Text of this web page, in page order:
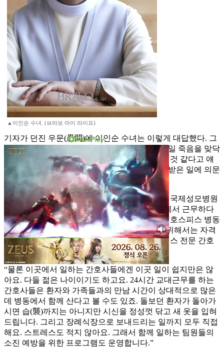
▲이인순 수녀. (브라보 마이 라이프)
기자가 던진 우문(愚問)에 이인순 수녀는 이렇게 대답했다. 그
래도 소인의 입장에선 가늠하기조차 어렵다. 매일 죽음을 맞닥
뜨리는 일이라니. 일이 어렵거나 도망치고 싶을 것 같다고 얘
기했더니 이인순 수녀는 되레 의아해한다. 소임받은 일에 의문
이 있을 수 없다는 것이다.
이인순 수녀가 이 호스피스 병동에 부임한 것은 국제성모병원
이 개원한 2년 전. 가톨릭대학교 인천성모병원에서 근무하다
수녀회로부터 소임 이동 명을 받고 이곳 병원의 호스피스 병동
에서 일을 시작했다고 한다. 물론 이 일을 하기 위해서는 자격
이 필요한데, 이 수녀는 간호사이면서도, 호스피스 전문 간호
사 대학원 과정을 이수했다.
“물론 이곳에서 일하는 간호사들에겐 이곳 일이 쉽지만은 않
아요. 다들 젊은 나이이기도 하고요. 24시간 교대근무를 하는
간호사들은 환자와 가족들과의 만남 시간이 상대적으로 많은
데 병동에서 함께 산다고 볼 수도 있죠. 돌보던 환자가 돌아가
시면 습(襲)까지는 아니지만 시신을 정성껏 닦고 새 옷을 입혀
드립니다. 그리고 장례식장으로 보내드리는 일까지 모두 직접
해요. 스트레스도 적지 않아요. 그래서 함께 일하는 팀원들의
소진 예방을 위한 프로그램도 운영합니다.”